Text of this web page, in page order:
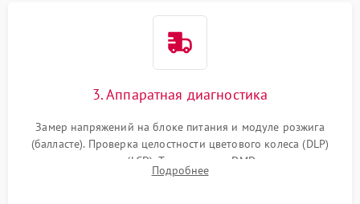
3. Аппаратная диагностика
Замер напряжений на блоке питания и модуле розжига
(балласте). Проверка целостности цветового колеса (DLP)
или поляризаторов (LCD). Тестирование DMD-чипа, датчиков
температуры и оптопар с помощью мультиметра и
Подробнее